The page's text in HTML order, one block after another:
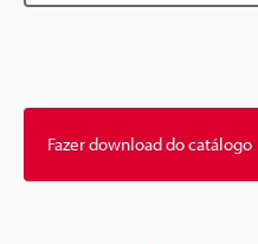
Fazer download do catálogo